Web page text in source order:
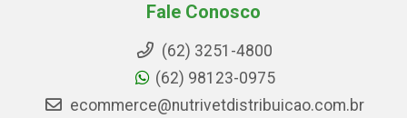
Fale Conosco
(62) 3251-4800
(62) 98123-0975
ecommerce@nutrivetdistribuicao.com.br